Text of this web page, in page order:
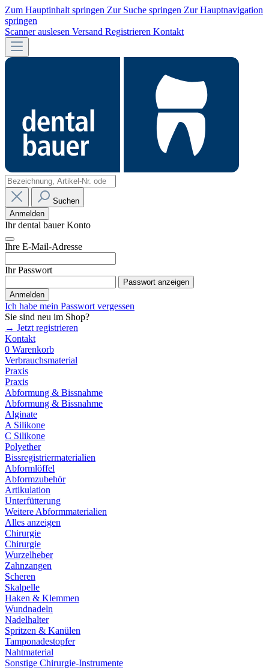
Zum Hauptinhalt springen Zur Suche springen Zur Hauptnavigation
springen
Scanner auslesen Versand Registrieren Kontakt
Suchen
Anmelden
Ihr dental bauer Konto
Ihre E-Mail-Adresse
Ihr Passwort
Passwort anzeigen
Anmelden
Ich habe mein Passwort vergessen
Sie sind neu im Shop?
→ Jetzt registrieren
Kontakt
0 Warenkorb
Verbrauchsmaterial
Praxis
Praxis
Abformung & Bissnahme
Abformung & Bissnahme
Alginate
A Silikone
C Silikone
Polyether
Bissregistriermaterialien
Abformlöffel
Abformzubehör
Artikulation
Unterfütterung
Weitere Abformmaterialien
Alles anzeigen
Chirurgie
Chirurgie
Wurzelheber
Zahnzangen
Scheren
Skalpelle
Haken & Klemmen
Wundnadeln
Nadelhalter
Spritzen & Kanülen
Tamponadestopfer
Nahtmaterial
Sonstige Chirurgie-Instrumente